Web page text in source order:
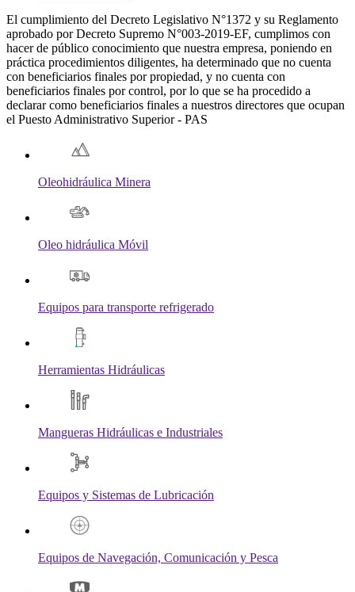
El cumplimiento del Decreto Legislativo N°1372 y su Reglamento
aprobado por Decreto Supremo N°003-2019-EF, cumplimos con
hacer de público conocimiento que nuestra empresa, poniendo en
práctica procedimientos diligentes, ha determinado que no cuenta
con beneficiarios finales por propiedad, y no cuenta con
beneficiarios finales por control, por lo que se ha procedido a
declarar como beneficiarios finales a nuestros directores que ocupan
el Puesto Administrativo Superior - PAS
Oleohidráulica Minera
Oleo hidráulica Móvil
Equipos para transporte refrigerado
Herramientas Hidráulicas
Mangueras Hidráulicas e Industriales
Equipos y Sistemas de Lubricación
Equipos de Navegación, Comunicación y Pesca